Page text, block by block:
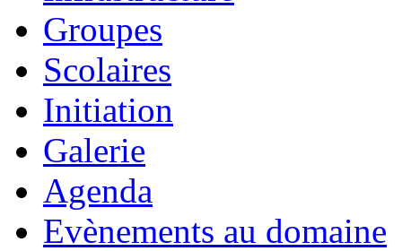
Groupes
Scolaires
Initiation
Galerie
Agenda
Evènements au domaine